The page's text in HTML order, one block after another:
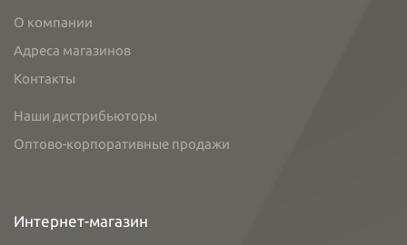
О компании
Адреса магазинов
Контакты
Наши дистрибьюторы
Оптово-корпоративные продажи
Интернет-магазин